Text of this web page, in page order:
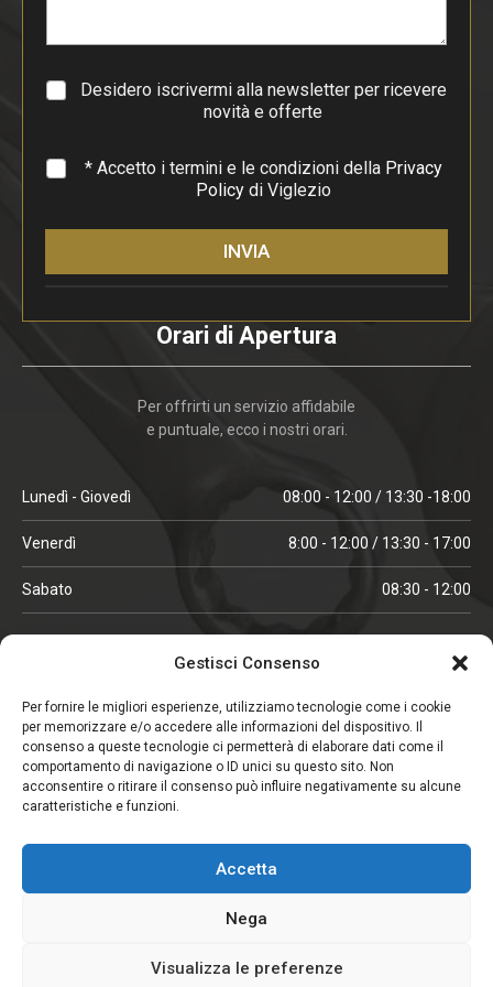
Gestisci Consenso
Per fornire le migliori esperienze, utilizziamo tecnologie come i cookie
per memorizzare e/o accedere alle informazioni del dispositivo. Il
consenso a queste tecnologie ci permetterà di elaborare dati come il
comportamento di navigazione o ID unici su questo sito. Non
acconsentire o ritirare il consenso può influire negativamente su alcune
caratteristiche e funzioni.
Accetta
Nega
Visualizza le preferenze
g
a
f
Desidero iscrivermi alla newsletter per ricevere
novità e offerte
* * Accetto i termini e le condizioni della Privacy
Policydi Viglezio
INVIA
Orari di Apertura
Per offrirti un servizio affidabile
e puntuale, ecco i nostri orari.
Lunedì - Giovedì 08:00 - 12:00 / 13:30 -18:00
Venerdì 8:00 - 12:00 / 13:30 - 17:00
Sabato 08:30 - 12:00
ORARI IN ALTA STAGIONE
Lunedì - Venerdì 08:00 - 12:00 / 13:30 -18:00
Sabato 08:00 - 12:00
CHIUSO IL SABATO
(gennaio, febbraio, agosto, settembre)
Copyright © 2026. Viglezio - Tutti i diritti riservati.